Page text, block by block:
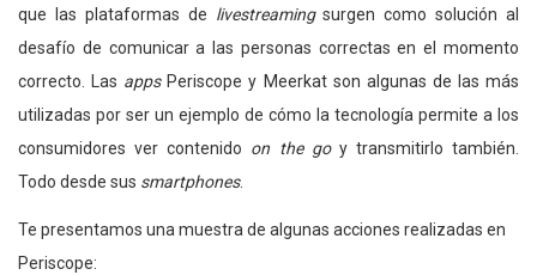
que las plataformas de livestreamingsurgen como solución al
desafío de comunicar a las personas correctas en el momento
correcto. Las appsPeriscope y Meerkat son algunas de las más
utilizadas por ser un ejemplo de cómo la tecnología permite a los
consumidores ver contenido on the goy transmitirlo también.
Todo desde sus smartphones.
Te presentamos una muestra de algunas acciones realizadas en
Periscope: